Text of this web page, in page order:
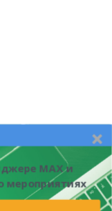
MAX и
мероприятиях